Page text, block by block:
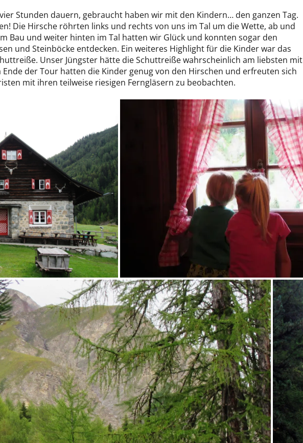
Stunden dauern, gebraucht haben wir mit den Kindern… den ganzen Tag.
Die Hirsche röhrten links und rechts von uns im Tal um die Wette, ab und
Bau und weiter hinten im Tal hatten wir Glück und konnten sogar den
und Steinböcke entdecken. Ein weiteres Highlight für die Kinder war das
Unser Jüngster hätte die Schuttreiße wahrscheinlich am liebsten mit
Ende der Tour hatten die Kinder genug von den Hirschen und erfreuten sich
mit ihren teilweise riesigen Ferngläsern zu beobachten.